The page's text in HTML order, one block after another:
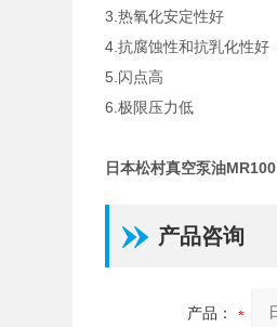
3.热氧化安定性好
4.抗腐蚀性和抗乳化性好
5.闪点高
6.极限压力低
日本松村真空泵油MR100
产品咨询
产品：